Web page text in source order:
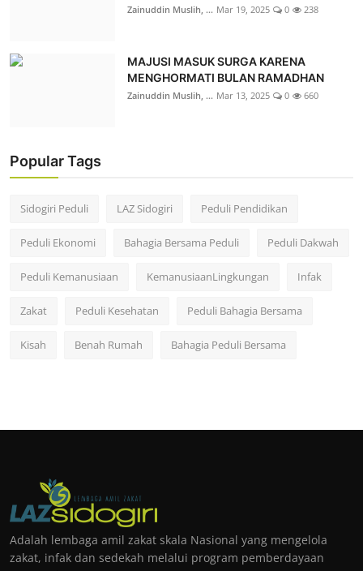
Zainuddin Muslih, ... Mar 19, 2025 0 238
MAJUSI MASUK SURGA KARENA
MENGHORMATI BULAN RAMADHAN
Zainuddin Muslih, ... Mar 13, 2025 0 660
Popular Tags
Sidogiri Peduli LAZ Sidogiri Peduli Pendidikan
Peduli Ekonomi Bahagia Bersama Peduli Peduli Dakwah
Peduli Kemanusiaan KemanusiaanLingkungan Infak
Zakat Peduli Kesehatan Peduli Bahagia Bersama
Kisah Benah Rumah Bahagia Peduli Bersama
Adalah lembaga amil zakat skala Nasional yang mengelola
zakat, infak dan sedekah melalui program pemberdayaan